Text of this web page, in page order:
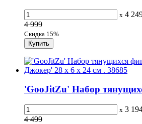
x 4
4 999
Скидка 15%
'GooJitZu' Набор
x 3
4 499